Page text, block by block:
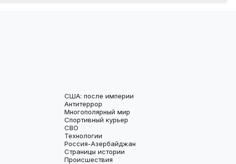
США: после империи
Антитеррор
Многополярный мир
Спортивный курьер
СВО
Технологии
Россия-Азербайджан
Страницы истории
Происшествия